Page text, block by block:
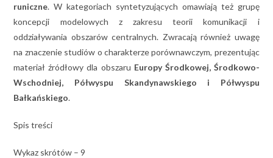
runiczne. W kategoriach syntetyzujących omawiają też grupę
koncepcji modelowych z zakresu teorii komunikacji i
oddziaływania obszarów centralnych. Zwracają również uwagę
na znaczenie studiów o charakterze porównawczym, prezentując
materiał źródłowy dla obszaru Europy Środkowej, Środkowo-
Wschodniej, Półwyspu Skandynawskiego i Półwyspu
Bałkańskiego.
Spis treści
Wykaz skrótów – 9